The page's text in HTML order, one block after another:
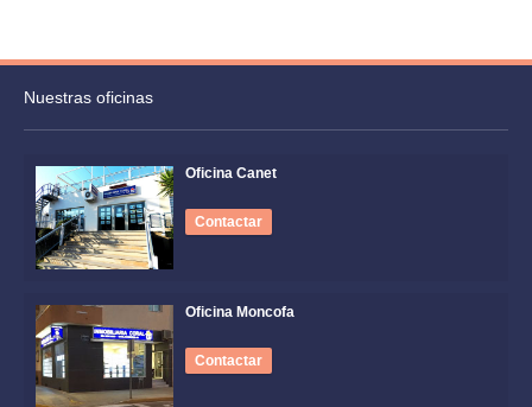
Nuestras oficinas
Oficina Canet
Contactar
Oficina Moncofa
Contactar